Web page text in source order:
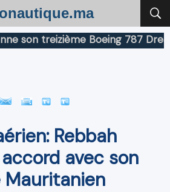
treizième Boeing 787
Rebbah
avec son
Mauritanien